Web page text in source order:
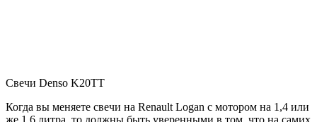
Свечи Denso K20TT
Когда вы меняете свечи на Renault Logan с мотором на 1,4 или
же 1,6 литра, то должны быть уверенными в том, что на самих